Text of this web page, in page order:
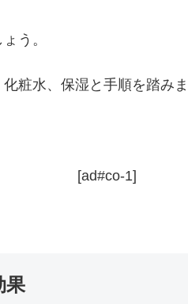
う。
粧水、保湿と手順を踏み
[ad#co-1]
果